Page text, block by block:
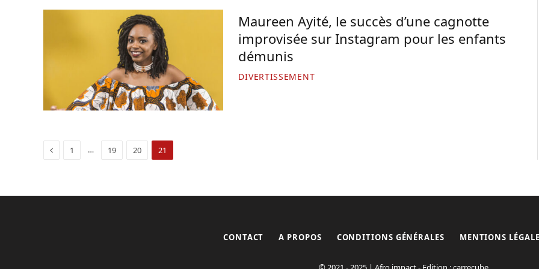
Maureen Ayité, le succès d’une cagnotte
improvisée sur Instagram pour les enfants
démunis
DIVERTISSEMENT
Précédente
1 … 19 20 21
CONTACT A PROPOS CONDITIONS GÉNÉRALES MENTIONS